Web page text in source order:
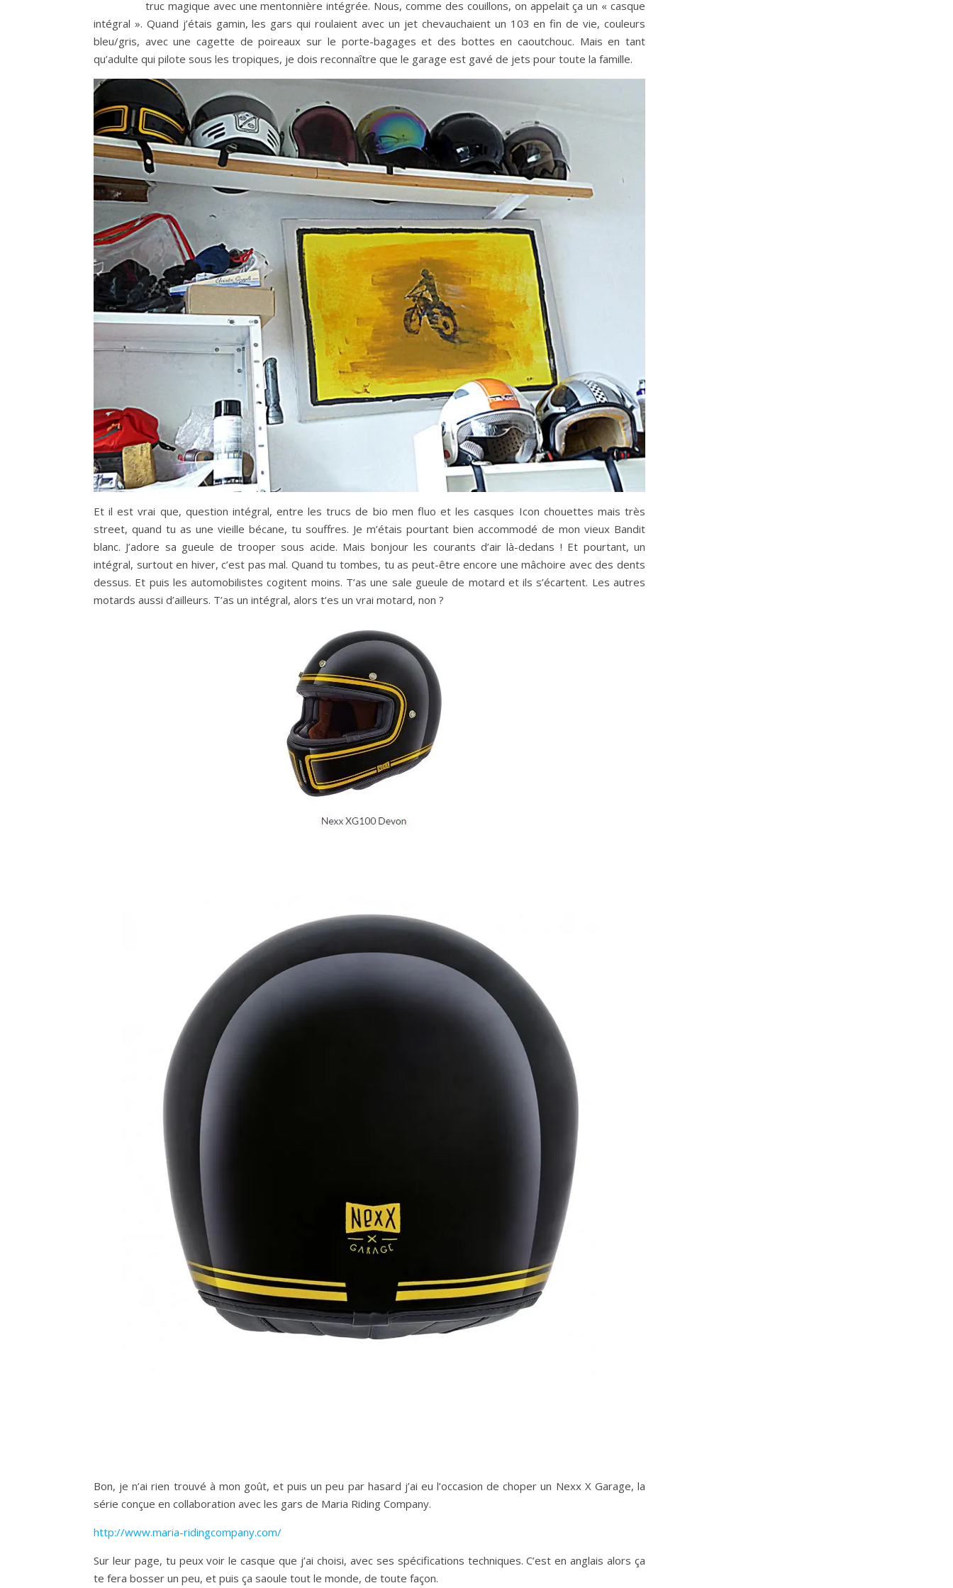
truc magique avec une mentonnière intégrée. Nous, comme des couillons, on appelait ça un « casque
intégral ». Quand j’étais gamin, les gars qui roulaient avec un jet chevauchaient un 103 en fin de vie, couleurs
bleu/gris, avec une cagette de poireaux sur le porte-bagages et des bottes en caoutchouc. Mais en tant
qu’adulte qui pilote sous les tropiques, je dois reconnaître que le garage est gavé de jets pour toute la famille.
Et il est vrai que, question intégral, entre les trucs de bio men fluo et les casques Icon chouettes mais très
street, quand tu as une vieille bécane, tu souffres. Je m’étais pourtant bien accommodé de mon vieux Bandit
blanc. J’adore sa gueule de trooper sous acide. Mais bonjour les courants d’air là-dedans ! Et pourtant, un
intégral, surtout en hiver, c’est pas mal. Quand tu tombes, tu as peut-être encore une mâchoire avec des dents
dessus. Et puis les automobilistes cogitent moins. T’as une sale gueule de motard et ils s’écartent. Les autres
motards aussi d’ailleurs. T’as un intégral, alors t’es un vrai motard, non ?
Bon, je n’ai rien trouvé à mon goût, et puis un peu par hasard j’ai eu l’occasion de choper un Nexx X Garage, la
série conçue en collaboration avec les gars de Maria Riding Company.
http://www.maria-ridingcompany.com/
Sur leur page, tu peux voir le casque que j’ai choisi, avec ses spécifications techniques. C’est en anglais alors ça
te fera bosser un peu, et puis ça saoule tout le monde, de toute façon.